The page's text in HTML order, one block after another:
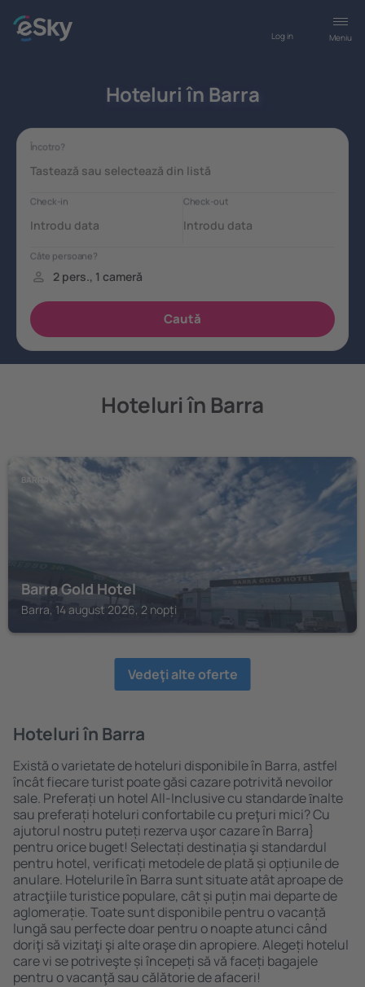
Meniu
Log in
Hoteluri în Barra
Hoteluri în Barra
BARRA
Barra Gold Hotel
Barra, 14 august 2026, 2 nopți
Vedeţi alte oferte
Hoteluri în Barra
Există o varietate de hoteluri disponibile în Barra, astfel
încât fiecare turist poate găsi cazare potrivită nevoilor
sale. Preferați un hotel All-Inclusive cu standarde ȋnalte
sau preferați hoteluri confortabile cu preţuri mici? Cu
ajutorul nostru puteți rezerva uşor cazare în Barra}
pentru orice buget! Selectați destinația şi standardul
pentru hotel, verificați metodele de plată și opțiunile de
anulare. Hotelurile în Barra sunt situate atât aproape de
atracţiile turistice populare, cât și puțin mai departe de
aglomerație. Toate sunt disponibile pentru o vacanță
lungă sau perfecte doar pentru o noapte atunci când
doriţi să vizitaţi şi alte oraşe din apropiere. Alegeți hotelul
care vi se potriveşte și începeți să vă faceți bagajele
pentru o vacanţă sau călătorie de afaceri!